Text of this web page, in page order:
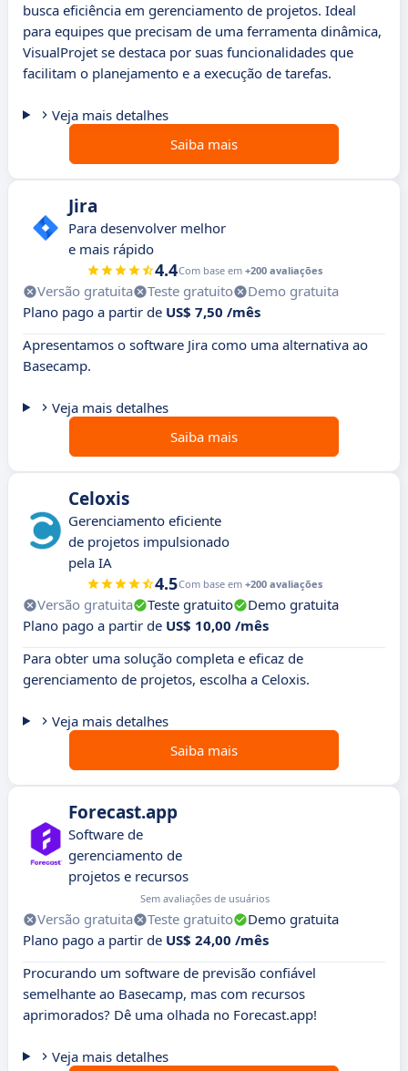
busca eficiência em gerenciamento de projetos. Ideal
para equipes que precisam de uma ferramenta dinâmica,
VisualProjet se destaca por suas funcionalidades que
facilitam o planejamento e a execução de tarefas.
Veja mais detalhes
Saiba mais
Jira
Para desenvolver melhor
e mais rápido
4.4Com base em +200 avaliações
Versão gratuita Teste gratuito
Demo gratuita
Plano pago a partir de US$ 7,50 /mês
Apresentamos o software Jira como uma alternativa ao
Basecamp.
Veja mais detalhes
Saiba mais
Celoxis
Gerenciamento eficiente
de projetos impulsionado
pela IA
4.5Com base em +200 avaliações
Versão gratuita Teste gratuito
Demo gratuita
Plano pago a partir de US$ 10,00 /mês
Para obter uma solução completa e eficaz de
gerenciamento de projetos, escolha a Celoxis.
Veja mais detalhes
Saiba mais
Forecast.app
Software de
gerenciamento de
projetos e recursos
Sem avaliações de usuários
Versão gratuita Teste gratuito
Demo gratuita
Plano pago a partir de US$ 24,00 /mês
Procurando um software de previsão confiável
semelhante ao Basecamp, mas com recursos
aprimorados? Dê uma olhada no Forecast.app!
Veja mais detalhes